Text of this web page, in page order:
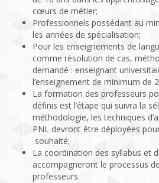
cœurs de métier;
Professionnels possédant au
les années de spécialisation;
Pour les enseignements de
comme résolution de cas,
demandé : enseignant
l’enseignement de minimum de
La formation des professeurs
définis est l’étape qui suivra la
méthodologie, les techniques
PNL devront être déployées
souhaité;
La coordination des syllabus et
accompagneront le processus
professeurs.